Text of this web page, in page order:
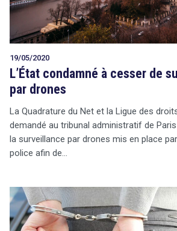
19/05/2020
L’État condamné à cesser de
par drones
La Quadrature du Net et la Ligue des
demandé au tribunal administratif de Paris
la surveillance par drones mis en place
police afin de…